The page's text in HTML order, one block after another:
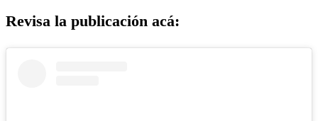
Revisa la publicación acá: